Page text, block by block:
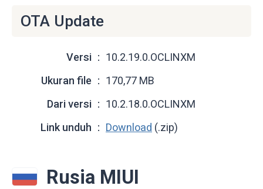
OTA Update
Versi
10.2.19.0.OCLINXM
Ukuran file
170,77 MB
Dari versi
10.2.18.0.OCLINXM
Link unduh
Download (.zip)
Rusia MIUI